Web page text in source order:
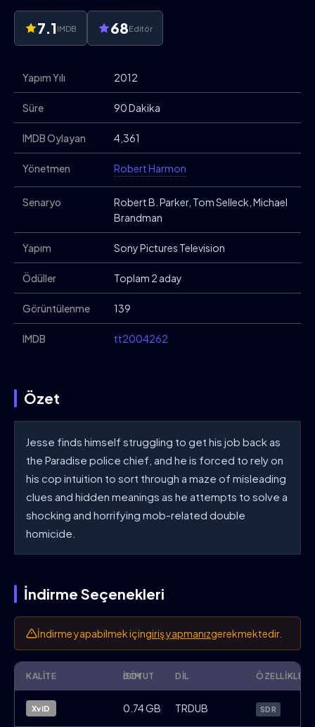
7.1 IMDB 68Editör
Yapım Yılı 2012
Süre 90 Dakika
IMDB Oylayan 4,361
Yönetmen Robert Harmon
Senaryo
Robert B. Parker, Tom Selleck, Michael
Brandman
Yapım Sony Pictures Television
Ödüller Toplam 2 aday
Görüntülenme 139
IMDB tt2004262
Özet
Jesse finds himself struggling to get his job back as
the Paradise police chief, and he is forced to rely on
his cop intuition to sort through a maze of misleading
clues and hidden meanings as he attempts to solve a
shocking and horrifying mob-related double
homicide.
İndirme Seçenekleri
İndirme yapabilmek içingiriş yapmanızgerekmektedir.
KALITE İSIM
BOYUT DIL ÖZELLIKLER
XviD 0.74 GB TRDUB SDR